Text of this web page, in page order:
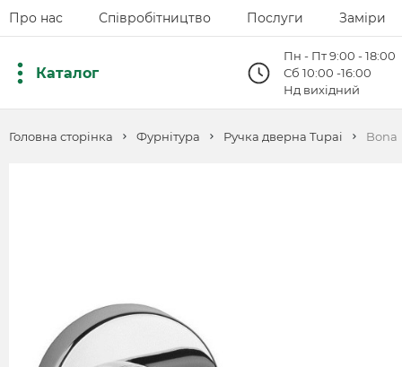
Про нас Співробітництво Послуги Заміри
Каталог
Пн - Пт 9:00 - 18:00
Сб 10:00 -16:00
Нд вихідний
Головна сторінка Фурнітура Ручка дверна Tupai Bona